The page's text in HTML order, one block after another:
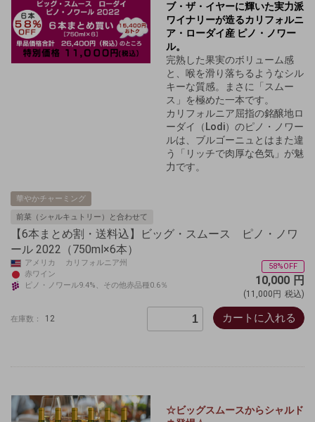
ブ・ザ・イヤーに輝いた実力派
ワイナリーが造るカリフォルニ
ア・ローダイ産 ピノ・ノワー
ル。
完熟した果実のボリューム感
と、喉を滑り落ちるようなシル
キーな質感。まさに「スムー
ス」を極めた一本です。
カリフォルニア屈指の銘醸地ロ
ーダイ（Lodi）のピノ・ノワー
ルは、ブルゴーニュとはまた違
う「リッチで肉厚な色気」が魅
力です。
華やかチャーミング
前菜（シャルキュトリー）と合わせて
【6本まとめ割・送料込】ビッグ・スムース ピノ・ノワ
ール 2022（750ml×6本）
アメリカ カリフォルニア州
赤ワイン
ピノ・ノワール9.4%、その他赤品種0.6％
58%OFF
10,000 円
(11,000円 税込)
在庫数： 12 カートに入れる
☆ビッグスムースからシャルド